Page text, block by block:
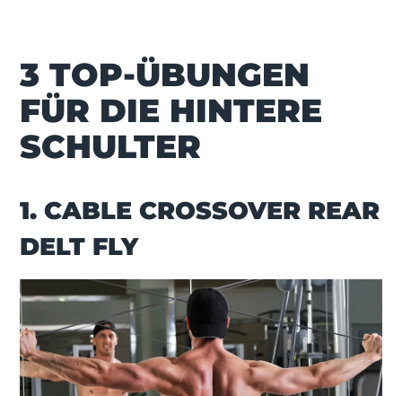
3 TOP-ÜBUNGEN
FÜR DIE HINTERE
SCHULTER
1. CABLE CROSSOVER REAR
DELT FLY